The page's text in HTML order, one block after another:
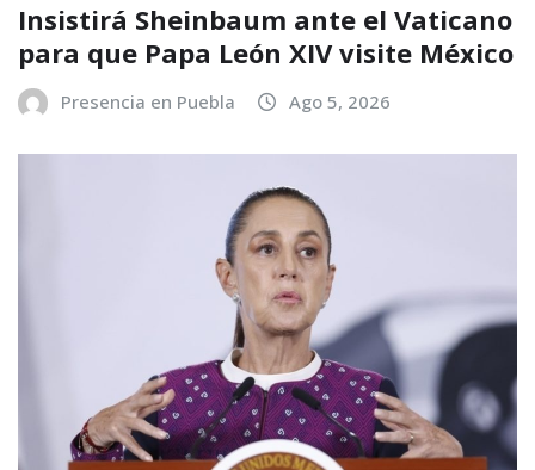
Insistirá Sheinbaum ante el Vaticano
para que Papa León XIV visite México
Presencia en Puebla Ago 5, 2026